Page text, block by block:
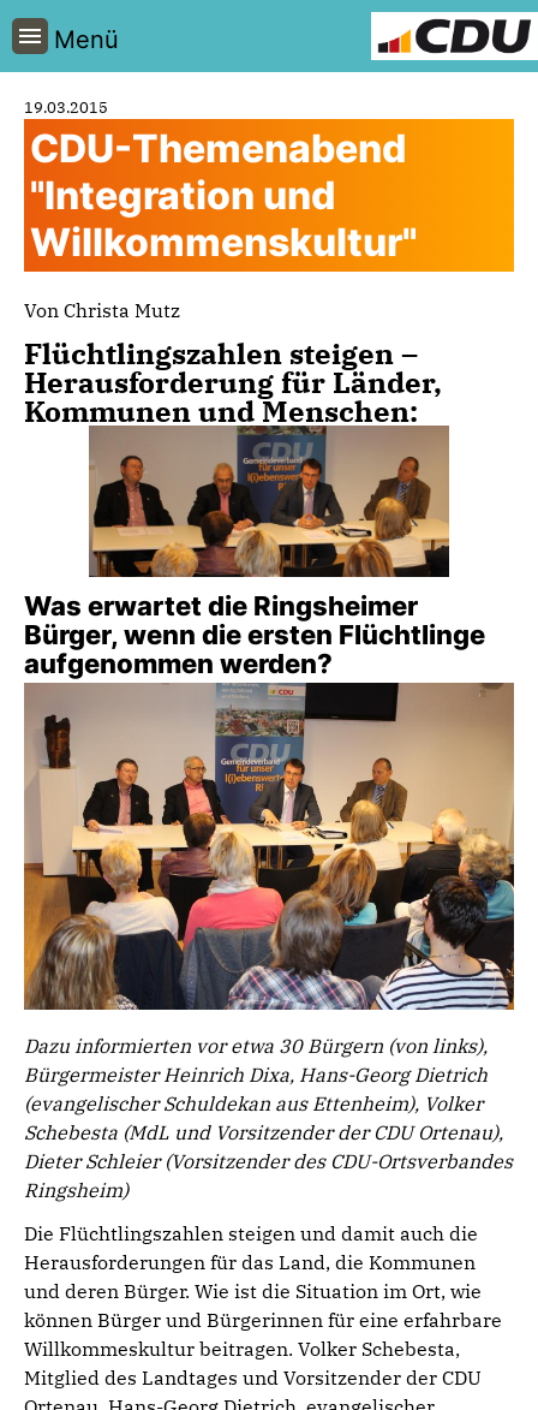
Menü
19.03.2015
CDU-Themenabend
"Integration und
Willkommenskultur"
Von Christa Mutz
Flüchtlingszahlen steigen –
Herausforderung für Länder,
Kommunen und Menschen:
Was erwartet die Ringsheimer
Bürger, wenn die ersten Flüchtlinge
aufgenommen werden?
Dazu informierten vor etwa 30 Bürgern (von links),
Bürgermeister Heinrich Dixa, Hans-Georg Dietrich
(evangelischer Schuldekan aus Ettenheim), Volker
Schebesta (MdL und Vorsitzender der CDU Ortenau),
Dieter Schleier (Vorsitzender des CDU-Ortsverbandes
Ringsheim)
Die Flüchtlingszahlen steigen und damit auch die
Herausforderungen für das Land, die Kommunen
und deren Bürger. Wie ist die Situation im Ort, wie
können Bürger und Bürgerinnen für eine erfahrbare
Willkommeskultur beitragen. Volker Schebesta,
Mitglied des Landtages und Vorsitzender der CDU